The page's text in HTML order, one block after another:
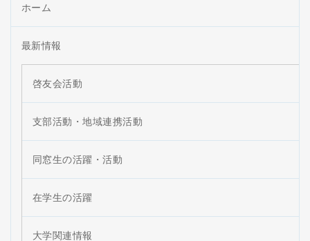
ホーム
最新情報
啓友会活動
支部活動・地域連携活動
同窓生の活躍・活動
在学生の活躍
大学関連情報